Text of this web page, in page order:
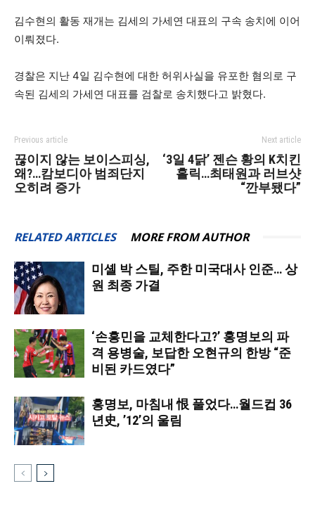
김수현의 활동 재개는 김세의 가세연 대표의 구속 송치에 이어
이뤄졌다.
경찰은 지난 4일 김수현에 대한 허위사실을 유포한 혐의로 구
속된 김세의 가세연 대표를 검찰로 송치했다고 밝혔다.
Previous article
끊이지 않는 보이스피싱,
왜?…캄보디아 범죄단지
오히려 증가
Next article
‘3일 4닭’ 젠슨 황의 K치킨
홀릭…최태원과 러브샷
“깐부됐다”
RELATED ARTICLES MORE FROM AUTHOR
미셸 박 스틸, 주한 미국대사 인준… 상
원 최종 가결
‘손흥민을 교체한다고?’ 홍명보의 파
격 용병술, 보답한 오현규의 한방 “준
비된 카드였다”
홍명보, 마침내 恨 풀었다…월드컵 36
년史, ’12’의 울림